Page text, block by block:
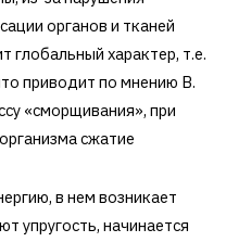
органов и тканей
глобальный характер, т.е.
приводит по мнению В.
«сморщивания», при
сжатие
в нем возникает
упругость, начинается